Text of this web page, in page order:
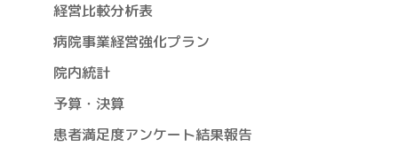
経営比較分析表
病院事業経営強化プラン
院内統計
予算・決算
患者満足度アンケート結果報告